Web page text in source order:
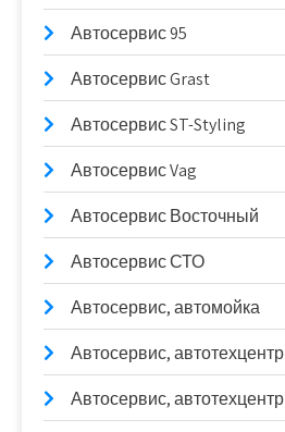
Автосервис 95
Автосервис Grast
Автосервис ST-Styling
Автосервис Vag
Автосервис Восточный
Автосервис СТО
Автосервис, автомойка
Автосервис, автотехцентр
Автосервис, автотехцентр